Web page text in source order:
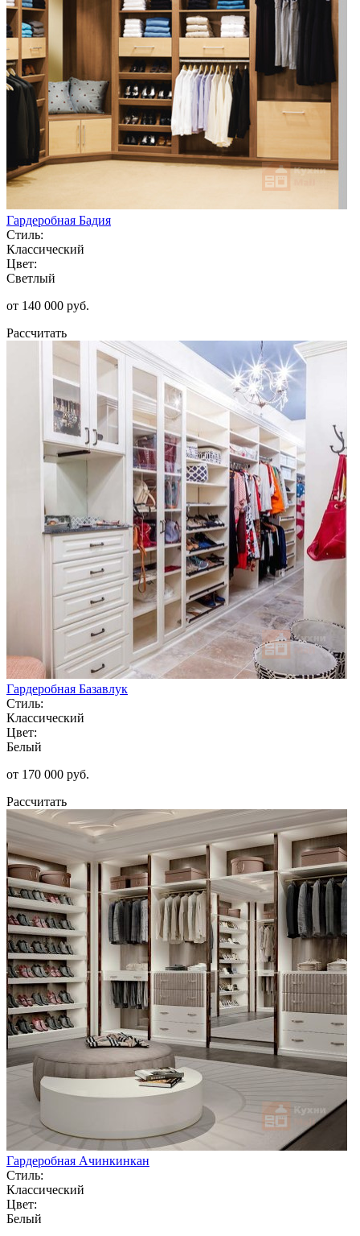
Гардеробная Бадия
Стиль:
Классический
Цвет:
Светлый
от 140 000 руб.
Рассчитать
Гардеробная Базавлук
Стиль:
Классический
Цвет:
Белый
от 170 000 руб.
Рассчитать
Гардеробная Ачинкинкан
Стиль:
Классический
Цвет:
Белый